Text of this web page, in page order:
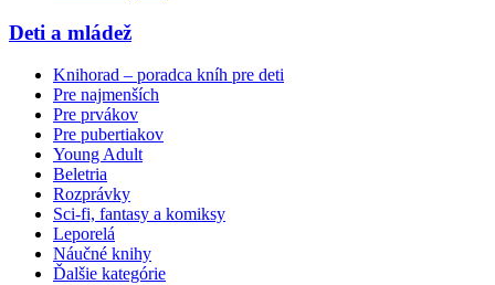
Deti a mládež
Knihorad – poradca kníh pre deti
Pre najmenších
Pre prvákov
Pre pubertiakov
Young Adult
Beletria
Rozprávky
Sci-fi, fantasy a komiksy
Leporelá
Náučné knihy
Ďalšie kategórie